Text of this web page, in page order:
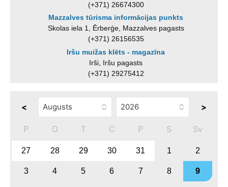
(+371) 26674300
Mazzalves tūrisma informācijas punkts
Skolas iela 1, Ērberģe, Mazzalves pagasts
(+371) 26156535
Iršu muižas klēts - magazīna
Irši, Iršu pagasts
(+371) 29275412
< >
P O T C P S Sv
27 28 29 30 31 1 2
3 4 5 6 7 8 9